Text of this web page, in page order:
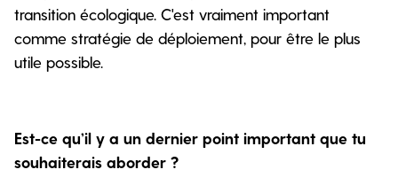
transition écologique. C'est vraiment important
comme stratégie de déploiement, pour être le plus
utile possible.
Est-ce qu’il y a un dernier point important que tu
souhaiterais aborder ?